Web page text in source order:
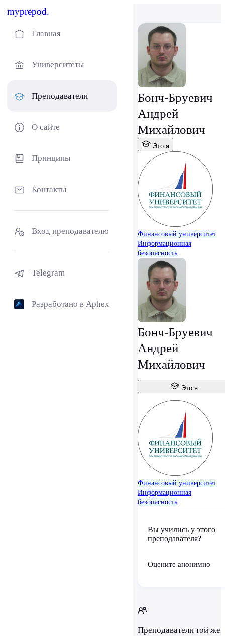
myprepod.
Главная
Университеты
Преподаватели
О сайте
Принципы
Контакты
Вход преподавателю
Telegram
Разработано в Aphex
Бонч-Бруевич
Андрей
Михайлович
Это я
Финансовый университет
Информационная
безопасность
Бонч-Бруевич
Андрей
Михайлович
Это я
Финансовый университет
Информационная
безопасность
Вы учились у этого
преподавателя?
Оцените анонимно
Преподаватели той же